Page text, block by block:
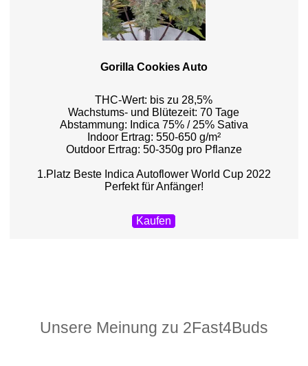
Gorilla Cookies Auto
THC-Wert: bis zu 28,5%
Wachstums- und Blütezeit: 70 Tage
Abstammung: Indica 75% / 25% Sativa
Indoor Ertrag: 550-650 g/m²
Outdoor Ertrag: 50-350g pro Pflanze
1.Platz Beste Indica Autoflower World Cup 2022
Perfekt für Anfänger!
Kaufen
Unsere Meinung zu 2Fast4Buds